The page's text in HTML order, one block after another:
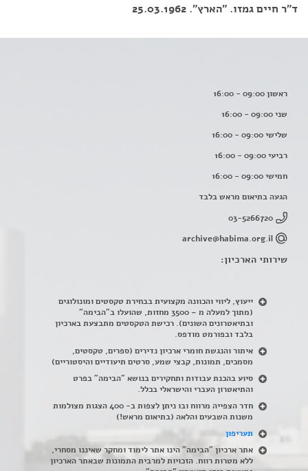
ד"ר חיים גמזו. "הארץ". 25.03.1962
ראשון 09:00 - 16:00
שני 09:00 - 16:00
שלישי 09:00 - 16:00
רביעי 09:00 - 16:00
חמישי 09:00 - 16:00
הגעה בתיאום מראש בלבד
03-5266720
archive@habima.org.il
שירותי הארכיון:
ייעוץ, ליווי והכוונה מקצועית בבחירת טקסטים ומונולוגים
(מתוך למעלה מ – 3500 מחזות, שהועלו ב"הבימה"
ובתיאטרונים השונים). רכישת הטקסטים מתבצעת בארכיון
בלבד ובפורמט מודפס.
איתור והנגשת חומרי ארכיון נדירים (ספרים, טקסטים,
מסמכים, תמונות, קבצי שמע, סרטים תיעודיים והיסטוריים)
סיוע בהכנת עבודות ותחקירים בנושא "הבימה" בפרט
והתיאטרון העברי והישראלי בכלל.
חדר הצפייה מרווח ובו ניתן לצפות ב- 400 הצגות מצולמות
משנות השבעים והלאה (בתיאום מראש!)
תעריפון
אתר ארכיון "הבימה" הינו אתר לימוד ומחקר שאיננו מסחרי,
ללא מטרות רווח. הזכויות למרבית התמונות שבאתר הארכיון